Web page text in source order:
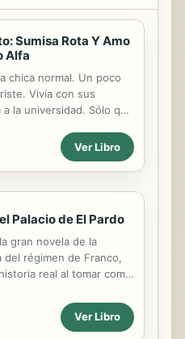
Sumisa Rota Y Amo
Alfa
chica normal. Un poco
Vivía con sus
a la universidad. Sólo que
Inusuales y difíciles de
en una mazmorra... ... y
verdad. Ella se
un evento. Tímida.
y la "adoptó." La
La hizo feliz. Su
Maestro. Atractivo.
... y la dejó ir. No
tiempo. Pensar. Pero
era cardiocirujano. El
Ver Libro
Palacio de El Pardo
gran novela de la
del régimen de Franco,
real al tomar como
todo. Así, fabula la
del régimen de
Ver Libro